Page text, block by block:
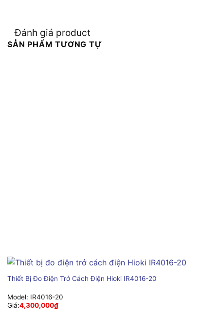
Đánh giá product
SẢN PHẨM TƯƠNG TỰ
Thiết Bị Đo Điện Trở Cách Điện Hioki IR4016-20
Model: IR4016-20
Giá:4,300,000₫